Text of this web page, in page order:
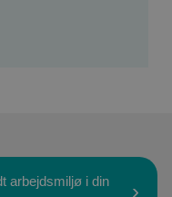
arbejdsmiljø i din